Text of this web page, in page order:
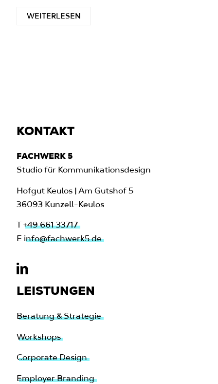
WEITERLESEN
KONTAKT
FACHWERK 5
Studio für Kommunikationsdesign
Hofgut Keulos | Am Gutshof 5
36093 Künzell-Keulos
T+49 661 33717
E info@fachwerk5.de
LEISTUNGEN
Beratung & Strategie
Workshops
Corporate Design
Employer Branding